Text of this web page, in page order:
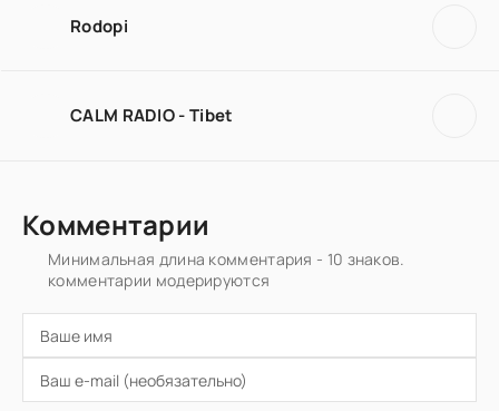
Rodopi
CALM RADIO - Tibet
Комментарии
Минимальная длина комментария - 10 знаков.
комментарии модерируются